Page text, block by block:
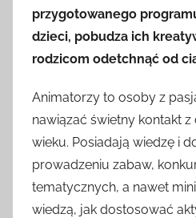
przygotowanego
dzieci, pobudza ich
rodzicom odetchnąć od
Animatorzy to osoby z
nawiązać świetny kontakt
wieku. Posiadają wiedzę i
prowadzeniu zabaw,
tematycznych, a nawet
wiedzą, jak dostosować